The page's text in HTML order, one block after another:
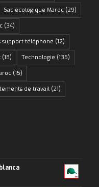
Sac écologique Maroc(29)
(34)
support téléphone (12)
(18) Technologie (135)
(15)
de travail(21)